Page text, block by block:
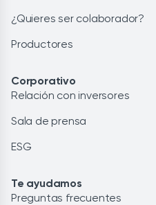
¿Quieres ser colaborador?
Productores
Corporativo
Relación con inversores
Sala de prensa
ESG
Te ayudamos
Preguntas frecuentes